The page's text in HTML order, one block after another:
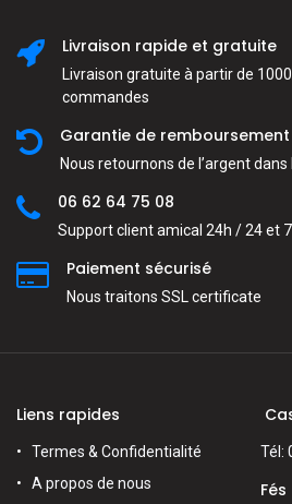
Livraison rapide et gratuite
Livraison gratuite à partir de
commandes
Garantie de remboursement
Nous retournons de l’argent dans
06 62 64 75 08
Support client amical 24h / 24 et
Paiement sécurisé
Nous traitons SSL сertificate
Liens rapides
Termes & Confidentialité
A propos de nous
Tél:
Fés